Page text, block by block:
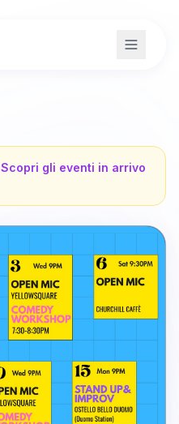
Scopri gli eventi in arrivo